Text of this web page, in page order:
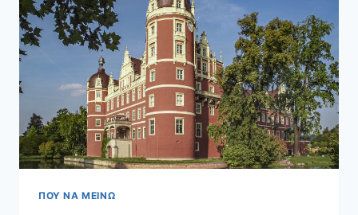
ΥΠΟΔΕΧΤΕΊΤΕ
ΤΟ
ΝΈΟ
ΈΤΟΣ!
ΠΟΥ ΝΑ ΜΕΊΝΩ